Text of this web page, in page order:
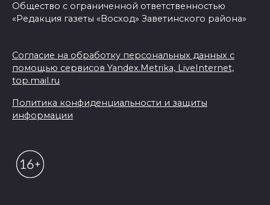
Общество с ограниченной ответственностью
«Редакция газеты «Восход» Заветинского района»
Согласие на обработку персональных данных с
помощью сервисов Yandex.Metrika, LiveInternet,
top.mail.ru
Политика конфиденциальности и защиты
информации